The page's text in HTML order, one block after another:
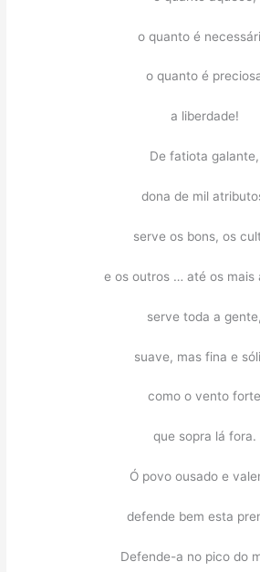
o quanto é
o quanto é
a liberdade!
De fatiota galante,
dona de mil
serve os bons, os
e os outros … até os mais
serve toda a gente,
suave, mas fina e
como o vento forte
que sopra lá fora.
Ó povo ousado e
defende bem esta
Defende-a no pico do